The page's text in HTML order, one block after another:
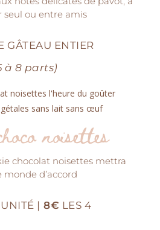
seul ou entre amis
GÂTEAU ENTIER
à 8 parts)
noisettes
chocolat noisettes mettra
monde d’accord
| 8€ LES 4